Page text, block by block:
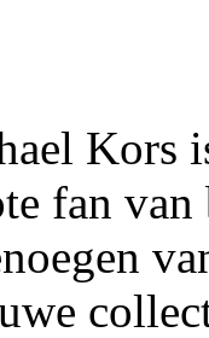
Kors
fan van